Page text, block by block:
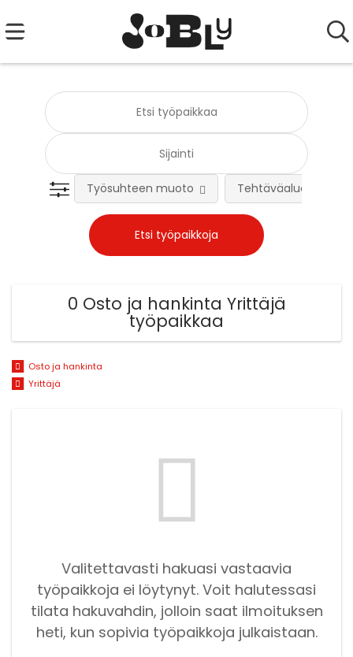
Työsuhteen muoto Tehtäväalue
0 Osto ja hankinta Yrittäjä
työpaikkaa
Osto ja hankinta
Yrittäjä
Valitettavasti hakuasi vastaavia
työpaikkoja ei löytynyt. Voit halutessasi
tilata hakuvahdin, jolloin saat ilmoituksen
heti, kun sopivia työpaikkoja julkaistaan.